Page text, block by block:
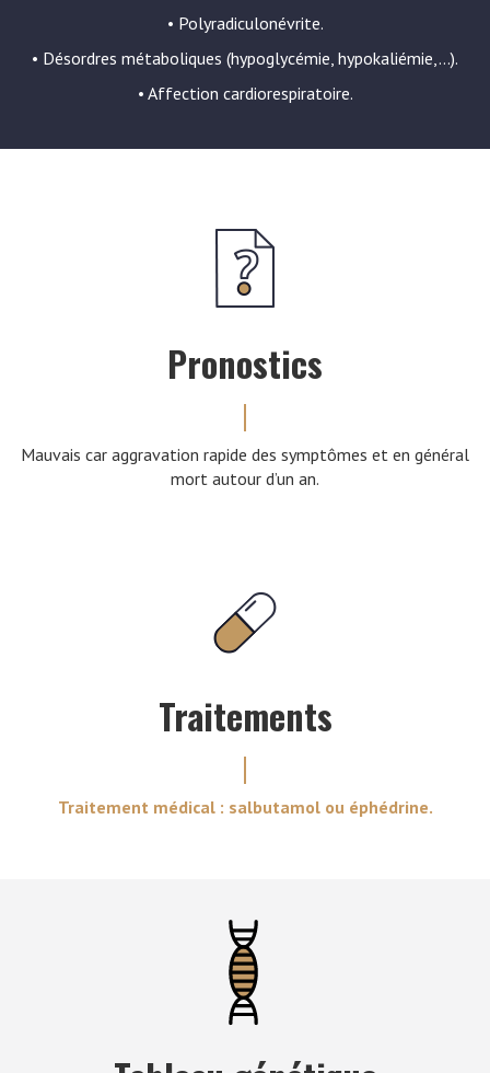
• Polyradiculonévrite.
• Désordres métaboliques (hypoglycémie, hypokaliémie,…).
• Affection cardiorespiratoire.
Pronostics
Mauvais car aggravation rapide des symptômes et en général
mort autour d’un an.
Traitements
Traitement médical : salbutamol ou éphédrine.